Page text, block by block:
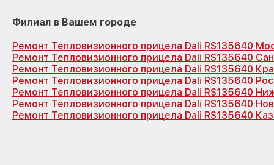
Филиал в Вашем городе
Ремонт Тепловизионного прицела Dali RS135640
Ремонт Тепловизионного прицела Dali RS135640
Ремонт Тепловизионного прицела Dali RS135640
Ремонт Тепловизионного прицела Dali RS135640
Ремонт Тепловизионного прицела Dali RS135640
Ремонт Тепловизионного прицела Dali RS135640
Ремонт Тепловизионного прицела Dali RS135640